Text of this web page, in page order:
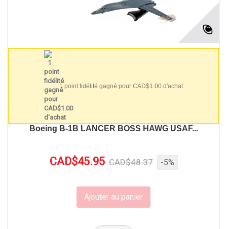
1 point fidélité gagné pour CAD$1.00 d'achat
Boeing B-1B LANCER BOSS HAWG USAF...
CAD$45.95 CAD$48.37 -5%
Ajouter au panier